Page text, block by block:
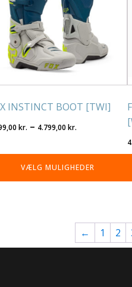
INSTINCT BOOT [TWI]
kr. – 4.799,00 kr.
Prisinterval:
til
4.799,00 kr.
VÆLG MULIGHEDER
← 1 2